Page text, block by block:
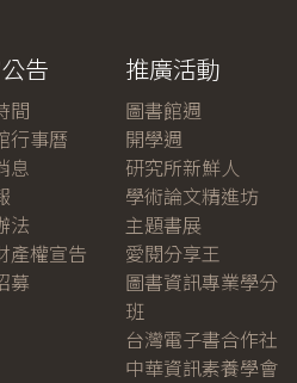
告
間
行事曆
息
法
產權宣告
募
推廣活動
圖書館週
開學週
研究所新鮮人
學術論文精進坊
主題書展
愛閱分享王
圖書資訊專業學分
班
台灣電子書合作社
中華資訊素養學會